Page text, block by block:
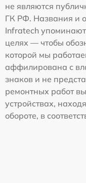
не являются
ГК РФ. Названия и
Infratech
целях — чтобы
которой мы
аффилирована с
знаков и не
ремонтных работ
устройствах,
обороте, в